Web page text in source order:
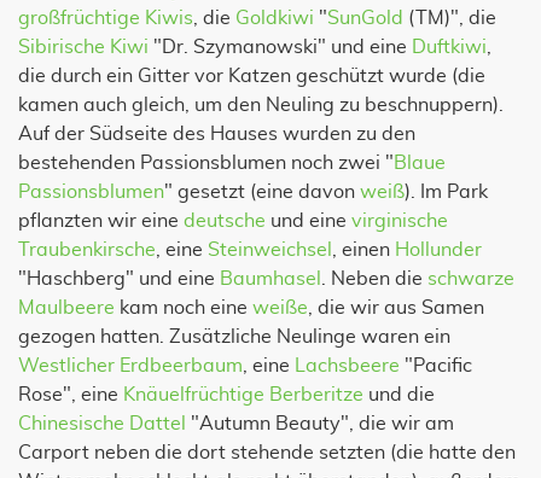
großfrüchtige Kiwis , die Goldkiwi "SunGold (TM)", die
Sibirische Kiwi "Dr. Szymanowski" und eine Duftkiwi
die durch ein Gitter vor Katzen geschützt wurde (die
kamen auch gleich, um den Neuling zu beschnuppern).
Auf der Südseite des Hauses wurden zu den
bestehenden Passionsblumen noch zwei "Blaue
Passionsblumen" gesetzt (eine davon weiß). Im Park
pflanzten wir eine deutsche und eine virginische
Traubenkirsche , eine Steinweichsel , einen Hollunder
"Haschberg" und eine Baumhasel . Neben die schwarze
Maulbeere kam noch eine weiße , die wir aus Samen
gezogen hatten. Zusätzliche Neulinge waren ein
Westlicher Erdbeerbaum , eine Lachsbeere "Pacific
Rose", eine Knäuelfrüchtige Berberitze und die
Chinesische Dattel
"Autumn Beauty", die wir am
Carport neben die dort stehende setzten (die hatte den